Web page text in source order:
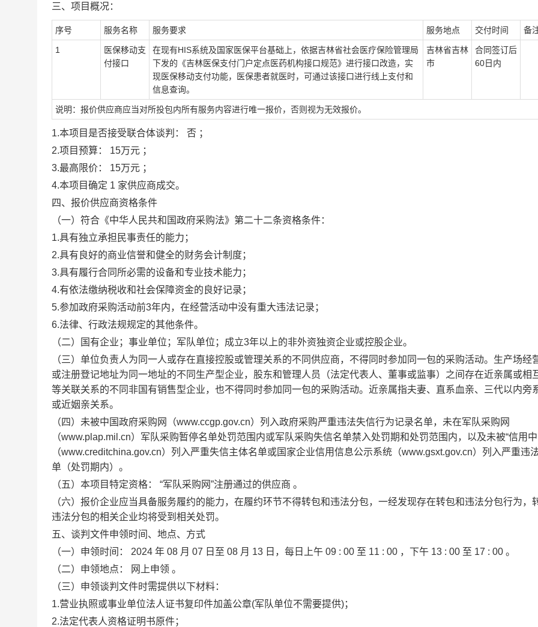
三、项目概况：
序号 服务名称 服务要求 服务地点 交付时间 备
1
医保移动支
付接口
在现有HIS系统及国家医保平台基础上，依据吉林省社会医疗保险管理局
下发的《吉林医保支付门户定点医药机构接口规范》进行接口改造，实
现医保移动支付功能，医保患者就医时，可通过该接口进行线上支付和
信息查询。
吉林省吉林
市
合同签订后
60日内
说明： 报价供应商应当对所投包内所有服务内容进行唯一报价，否则视为无效报价。
1.本项目是否接受联合体谈判： 否 ；
2.项目预算：
15万元 ；
3.最高限价：
15万元 ；
4.本项目确定 1 家供应商成交。
四、报价供应商资格条件
（一） 符合《中华人民共和国政府采购法》第二十二条资格条件：
1.具有独立承担民事责任的能力；
2.具有良好的商业信誉和健全的财务会计制度；
3.具有履行合同所必需的设备和专业技术能力；
4.有依法缴纳税收和社会保障资金的良好记录；
5.参加政府采购活动前3年内，在经营活动中没有重大违法记录；
6.法律、行政法规规定的其他条件。
（二）
国有企业；事业单位；军队单位；成立3年以上的非外资独资企业或控股企业。
（三） 单位负责人为同一人或存在直接控股或管理关系的不同供应商，不得同时参加同一包的采购活动。生产场经
或注册登记地址为同一地址的不同 生产型企业， 股东和管理人员（法定代表人、董事或监事）之间存在近亲属或相
等关联关系的不同非国有销售型企业，也不得同时参加同一包的采购活动。近亲属指夫妻、直系血亲、三代以内旁
或近姻亲关系。
（四） 未被中国政府采购网（www.ccgp.gov.cn）列入政府采购严重违法失信行为记录名单，未在军队采购网
（www.plap.mil.cn）军队采购暂停名单处罚范围内或军队采购失信名单禁入处罚期和处罚范围 内，以及未被“信用
（www.creditchina.gov.cn）列入严重失信主体名单或国家企业信用信息公示系统（www.gsxt.gov.cn）列入严重违
单（处罚期内）。
（五）本项目特定资格：
“军队采购网”注册通过的供应商 。
（六）报价企业应当具备服务履约的能力，在履约环节不得转包和违法分包，一经发现存在转包和违法分包行为，
违法分包的相关企业均将受到相关处罚。
五、谈判文件申领时间、地点、方式
（一） 申领时间 ： 2024 年 08 月 07 日至 08 月 13 日 ，每日 上午 09 : 00 至 11 : 00 ，下午 13 : 00 至 17 : 00 。
（二） 申领地点 ： 网上申领 。
（三） 申领谈判文件时需提供以下材料：
1.营业执照或事业单位法人证书复印件加盖公章(军队单位不需要提供)；
2.法定代表人资格证明书原件；